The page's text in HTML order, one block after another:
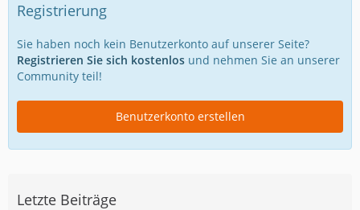
Registrierung
Sie haben noch kein Benutzerkonto auf unserer Seite?
Registrieren Sie sich kostenlos und nehmen Sie an unserer
Community teil!
Benutzerkonto erstellen
Letzte Beiträge